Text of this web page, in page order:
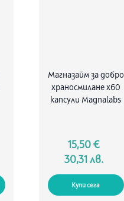
Магназайм за добро
храносмилане х60
капсули Magnalabs
15,50 €
30,31 лв.
Купи сега